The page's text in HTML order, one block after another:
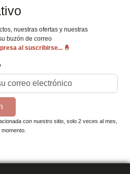
nuestras ofertas y nuestras
buzón de correo
al suscribirse... 🤞
con nuestro sitio, solo 2 veces al mes,